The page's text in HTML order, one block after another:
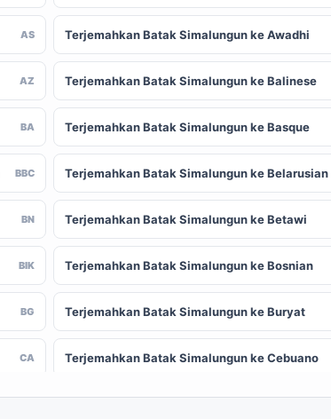
AS Terjemahkan Batak Simalungun ke Awadhi
AZ Terjemahkan Batak Simalungun ke Balinese
BA Terjemahkan Batak Simalungun ke Basque
BBC Terjemahkan Batak Simalungun ke Belarusian
BN Terjemahkan Batak Simalungun ke Betawi
BIK Terjemahkan Batak Simalungun ke Bosnian
BG Terjemahkan Batak Simalungun ke Buryat
CA Terjemahkan Batak Simalungun ke Cebuano
Terjemahkan Batak Simalungun ke Chinese